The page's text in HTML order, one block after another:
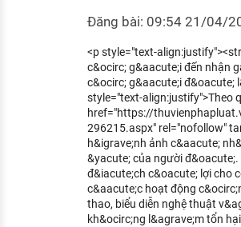
HƯỚNG NGHIỆP VIỆC LÀM
Đặc trưng từng nghề
Xu hướng việc làm
XÂY DỰNG VÀ PHÁT TRIỂN ĐỘI NGŨ
TUYỂN DỤNG VIỆC LÀM
Đăng bài: 09:54 21/04/
<p style="text-
c&ocirc; g&aacute;i đến nhận
c&ocirc; g&aacute;i đ&oacute;
style="text-align:justify">Theo
href="https://
296215.aspx" rel="nofollow"
h&igrave;nh ảnh c&aacute;
&yacute; của người
đ&iacute;ch c&oacute; lợi cho
c&aacute;c hoạt động
thao, biểu diễn nghệ thuật
kh&ocirc;ng l&agrave;m tổn